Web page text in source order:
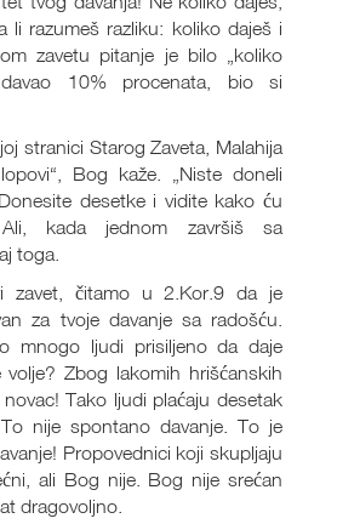
li razumeš razliku: koliko daješ i
zavetu pitanje je bilo „koliko
10% procenata, bio si
stranici Starog Zaveta, Malahija
Bog kaže. „Niste doneli
desetke i vidite kako ću
Ali, kada jednom završiš sa
toga.
zavet, čitamo u 2.Kor.9 da je
za tvoje davanje sa radošću.
mnogo ljudi prisiljeno da daje
Zbog lakomih hrišćanskih
Tako ljudi plaćaju desetak
nije spontano davanje. To je
Propovednici koji skupljaju
ali Bog nije. Bog nije srećan
dragovoljno.